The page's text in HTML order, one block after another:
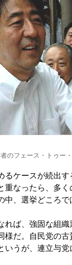
のフェース・トゥー
ケースが続出す
重なったら、多
中、選挙どころ
ば、強固な組織
様だ。自民党の
いうが、連立与